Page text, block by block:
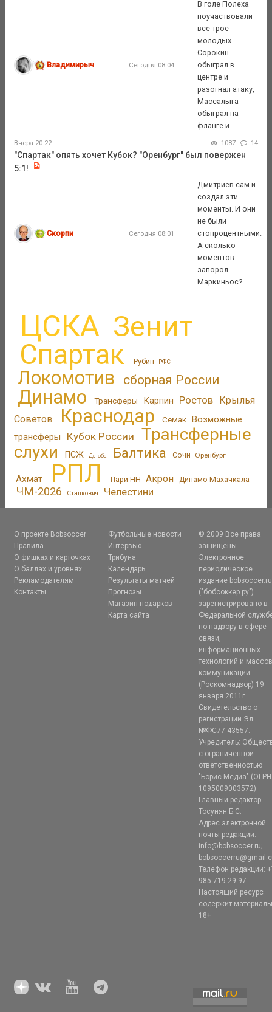
Владимирыч Сегодня 08:04
В голе Полеха
поучаствовали
все трое
молодых.
Сорокин
обыграл в
центре и
разогнал атаку,
Массалыга
обыграл на
фланге и ...
Вчера 20:22 1087 14
"Спартак" опять хочет Кубок? "Оренбург" был повержен
5:1!
Скорпи Сегодня 08:01
Дмитриев сам и
создал эти
моменты. И они
не были
стопроцентными.
А сколько
моментов
запорол
Маркиньос?
ЦСКА Зенит
Спартак Рубин РФС
Локомотив сборная России
Динамо Трансферы Карпин Ростов Крылья
Советов
Краснодар Семак Возможные
трансферы
Кубок России
Трансферные
слухи
ПСЖ Дзюба Балтика Сочи Оренбург
Ахмат РПЛ Пари НН Акрон Динамо Махачкала
ЧМ-2026 Станкович Челестини
О проекте Bobsoccer
Правила
О фишках и карточках
О баллах и уровнях
Рекламодателям
Контакты
Футбольные новости
Интервью
Трибуна
Календарь
Результаты матчей
Прогнозы
Магазин подарков
Карта сайта
© 2009 Все права
защищены.
Электронное
периодическое
издание bobsoccer.ru
("бобсоккер.ру")
зарегистрировано в
Федеральной
по надзору в сфере
связи,
информационных
технологий и
коммуникаций
(Роскомнадзор) 19
января 2011г.
Свидетельство о
регистрации Эл
№ФС77-43557.
Учредитель:
с ограниченной
ответственностью
"Борис-Медиа" (ОГРН
1095009003572)
Главный редактор:
Тосунян Б.С.
Адрес электронной
почты редакции:
info@bobsoccer.ru;
Телефон редакции:
985 719 29 97
Настоящий ресурс
содержит
18+